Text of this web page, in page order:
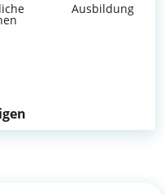
Ausbildung